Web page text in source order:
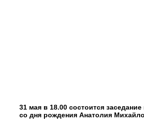
31 мая в 18.00 состоится
со дня рождения Анатолия